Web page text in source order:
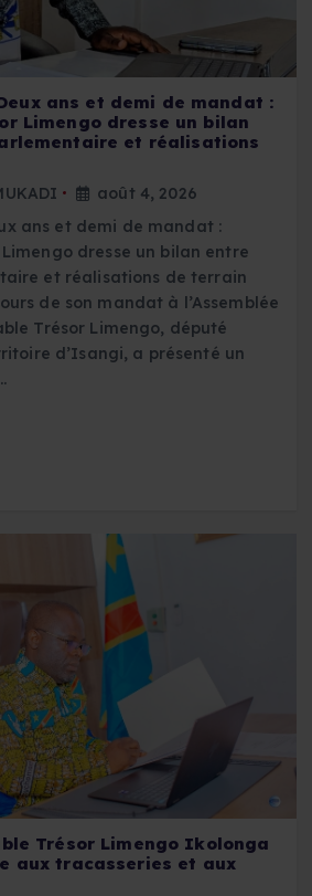
ans et demi de mandat :
Limengo dresse un bilan
et réalisations
août 4, 2026
ans et demi de mandat :
dresse un bilan entre
et réalisations de terrain
de son mandat à l’Assemblée
Trésor Limengo, député
d’Isangi, a présenté un
Trésor Limengo Ikolonga
aux tracasseries et aux